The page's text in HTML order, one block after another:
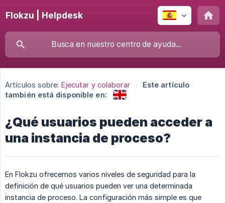
Flokzu | Helpdesk
Artículos sobre: Ejecutar y colaborar
Este artículo
también está disponible en:
¿Qué usuarios pueden acceder a
una instancia de proceso?
En Flokzu ofrecemos varios niveles de seguridad para la
definición de qué usuarios pueden ver una determinada
instancia de proceso. La configuración más simple es que